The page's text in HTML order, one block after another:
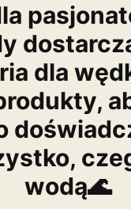
dla
wodą🌊